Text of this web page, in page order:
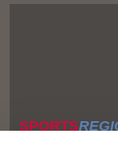
SPORTS